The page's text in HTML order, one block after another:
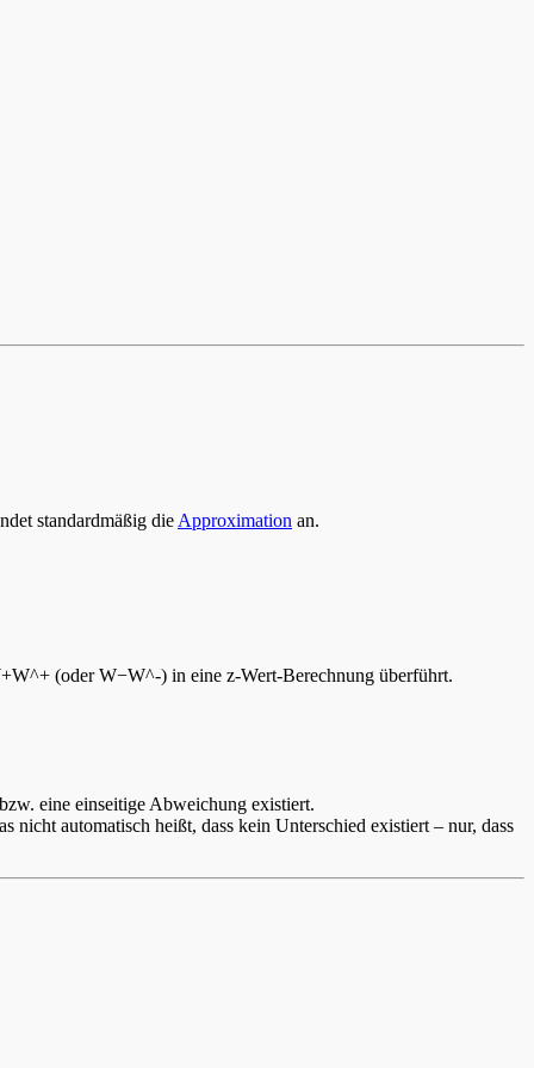
standardmäßig die Approximation an.
(oder W−W^-) in eine z-Wert-Berechnung überführt.
eine einseitige Abweichung existiert.
nicht automatisch heißt, dass kein Unterschied existiert – nur, dass